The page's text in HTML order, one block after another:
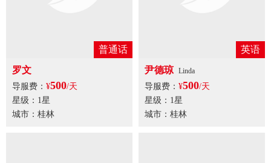
普通话
罗文
导服费： ¥500/天
星级：1星
城市：桂林